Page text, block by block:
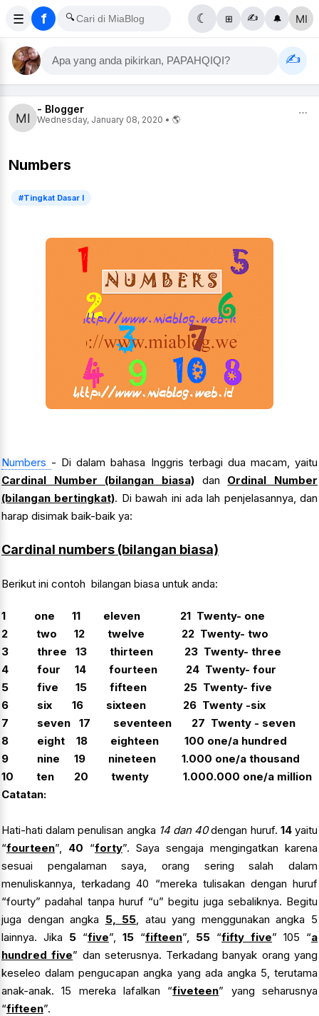
☰ f 🔍 ☾ ⊞ ✍️ 🔔
Apa yang anda pikirkan, PAPAHQIQI? ✍️
- Blogger
Wednesday, January 08, 2020 • 🌎
⋯
Numbers
#Tingkat Dasar I
Numbers - Di dalam bahasa Inggris terbagi dua macam, yaitu
Cardinal Number (bilangan biasa) dan Ordinal Number
(bilangan bertingkat). Di bawah ini ada lah penjelasannya, dan
harap disimak baik-baik ya:
Cardinal numbers (bilangan biasa)
Berikut ini contoh bilangan biasa untuk anda:
1 one 11 eleven 21 Twenty- one
2 two 12 twelve 22 Twenty- two
3 three 13 thirteen 23 Twenty- three
4 four 14 fourteen 24 Twenty- four
5 five 15 fifteen 25 Twenty- five
6 six 16 sixteen 26 Twenty -six
7 seven 17 seventeen 27 Twenty - seven
8 eight 18 eighteen 100 one/a hundred
9 nine 19 nineteen 1.000 one/a thousand
10 ten 20 twenty 1.000.000 one/a million
Catatan:
Hati-hati dalam penulisan angka 14 dan 40dengan huruf. 14yaitu
“fourteen”, 40 “forty”. Saya sengaja mengingatkan karena
sesuai pengalaman saya, orang sering salah dalam
menuliskannya, terkadang 40 “mereka tulisakan dengan huruf
“fourty” padahal tanpa huruf “u” begitu juga sebaliknya. Begitu
juga dengan angka 5, 55, atau yang menggunakan angka 5
lainnya. Jika 5 “five”, 15 “fifteen”, 55 “fifty five” 105 “a
hundred five” dan seterusnya. Terkadang banyak orang yang
keseleo dalam pengucapan angka yang ada angka 5, terutama
anak-anak. 15 mereka lafalkan “fiveteen” yang seharusnya
“fifteen”.